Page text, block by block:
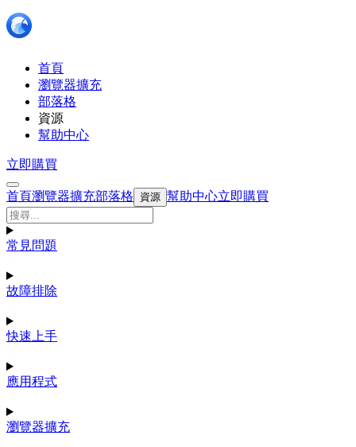
首頁
瀏覽器擴充
部落格
資源
幫助中心
立即購買
首頁瀏覽器擴充部落格 資源 幫助中心立即購買
常見問題
故障排除
快速上手
應用程式
瀏覽器擴充